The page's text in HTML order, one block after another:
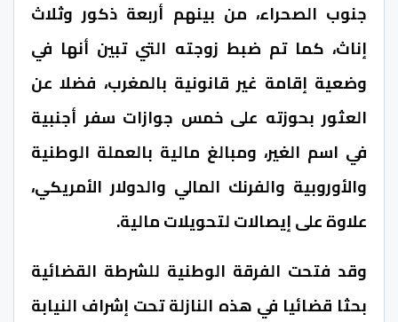
جنوب الصحراء، من بينهم أربعة ذكور وثلاث
إناث، كما تم ضبط زوجته التي تبين أنها في
وضعية إقامة غير قانونية بالمغرب، فضلا عن
العثور بحوزته على خمس جوازات سفر أجنبية
في اسم الغير، ومبالغ مالية بالعملة الوطنية
والأوروبية والفرنك المالي والدولار الأمريكي،
علاوة على إيصالات لتحويلات مالية.
وقد فتحت الفرقة الوطنية للشرطة القضائية
بحثا قضائيا في هذه النازلة تحت إشراف النيابة